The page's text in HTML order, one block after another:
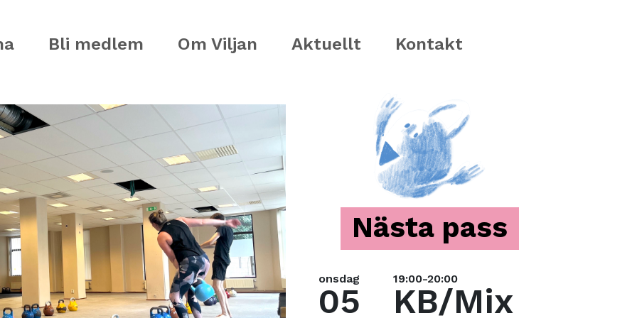
Bli medlem Om Viljan Aktuellt Kontakt
Nästa pass
onsdag
05
19:00-20:00
KB/Mix